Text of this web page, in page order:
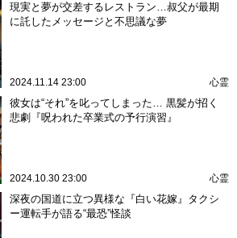
現実と夢が交差するレストラン…叔父が最期
に託したメッセージと不思議な夢
2024.11.14 23:00 心霊
彼女は“それ”を叱ってしまった… 黒髪が招く
悲劇『呪われた卒業式の予行演習』
2024.10.30 23:00 心霊
深夜の国道に立つ異様な『白い花嫁』タクシ
ー運転手が語る“最恐”怪談